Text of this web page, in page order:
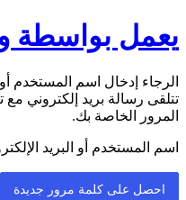
يعمل بواسطة
الرجاء إدخال اسم المستخدم
تتلقى رسالة بريد إلكتروني
المرور الخاصة بك.
اسم المستخدم أو البريد